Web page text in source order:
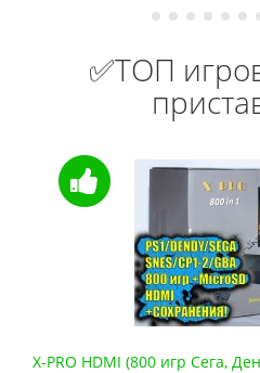
✅ТОП
HDMI (800 игр Сега, Денди,